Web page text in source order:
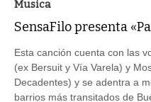
Musica
SensaFilo presenta
Esta canción cuenta con las
(ex Bersuit y Vía Varela) y
Decadentes) y se adentra a
barrios más transitados de